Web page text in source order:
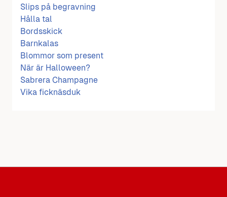
Slips på begravning
Hålla tal
Bordsskick
Barnkalas
Blommor som present
När är Halloween?
Sabrera Champagne
Vika ficknäsduk